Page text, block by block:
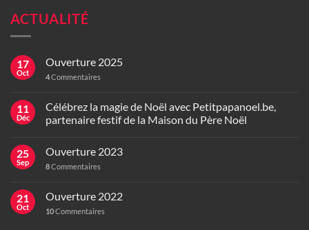
ACTUALITÉ
17
Oct
Ouverture 2025
4Commentaires
11
Déc
Célébrez la magie de Noël avec Petitpapanoel.be,
partenaire festif de la Maison du Père Noël
25
Sep
Ouverture 2023
8Commentaires
21
Oct
Ouverture 2022
10Commentaires